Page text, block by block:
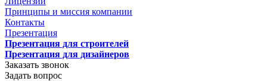
Принципы и миссия компании
Контакты
Презентация
Презентация для строителей
Презентация для дизайнеров
Заказать звонок
Задать вопрос